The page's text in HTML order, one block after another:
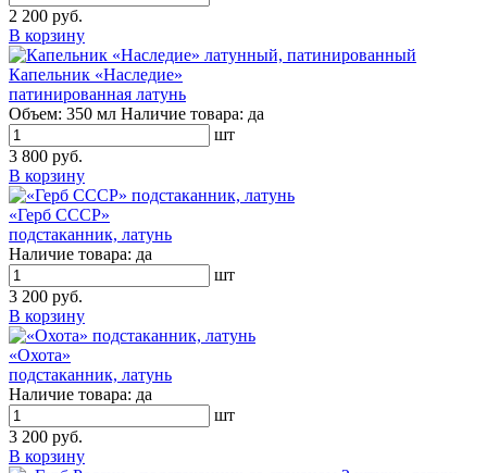
2 200 руб.
В корзину
Капельник «Наследие»
патинированная латунь
Объем: 350 мл Наличие товара: да
шт
3 800 руб.
В корзину
«Герб СССР»
подстаканник, латунь
Наличие товара: да
шт
3 200 руб.
В корзину
«Охота»
подстаканник, латунь
Наличие товара: да
шт
3 200 руб.
В корзину